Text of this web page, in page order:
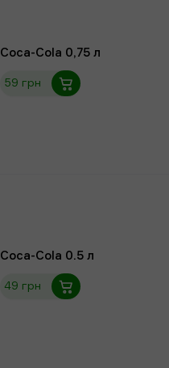
Coca-Cola 0,75 л
59 грн
Coca-Cola 0.5 л
49 грн